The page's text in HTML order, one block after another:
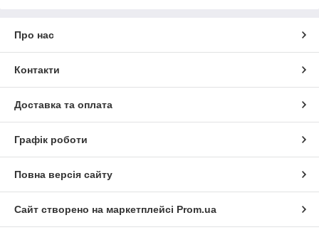
Про нас
Контакти
Доставка та оплата
Графік роботи
Повна версія сайту
Сайт створено на маркетплейсі Prom.ua